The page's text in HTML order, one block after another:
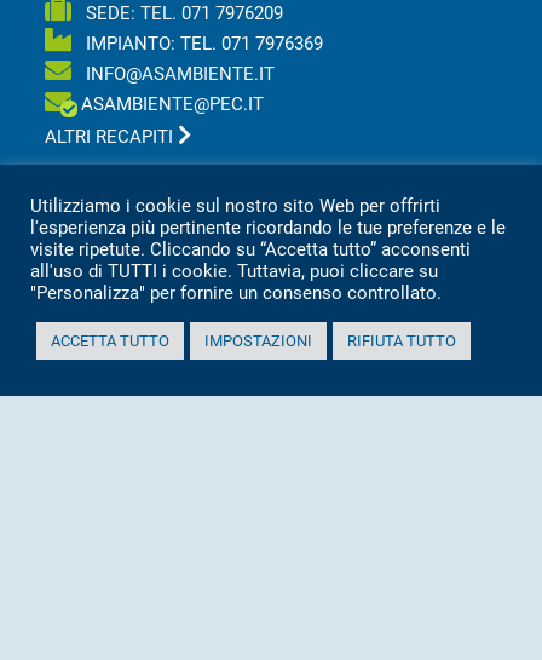
SEDE: TEL.071 7976209
IMPIANTO: TEL.071 7976369
INFO@ASAMBIENTE.IT
ASAMBIENTE@PEC.IT
ALTRI RECAPITI
Asa s.r.l Azienda Servizi Ambientali
Via San Vincenzo, 18 60013 CORINALDO (AN)
Tel. 0039 071 7976209
P.IVA 02151080427
Informativa sulla privacy per clienti e fornitori
Utilizziamo i cookie sul nostro sito Web per offrirti
l'esperienza più pertinente ricordando le tue preferenze e le
visite ripetute. Cliccando su “Accetta tutto” acconsenti
all'uso di TUTTI i cookie. Tuttavia, puoi cliccare su
"Personalizza" per fornire un consenso controllato.
ACCETTA TUTTO IMPOSTAZIONI RIFIUTA TUTTO